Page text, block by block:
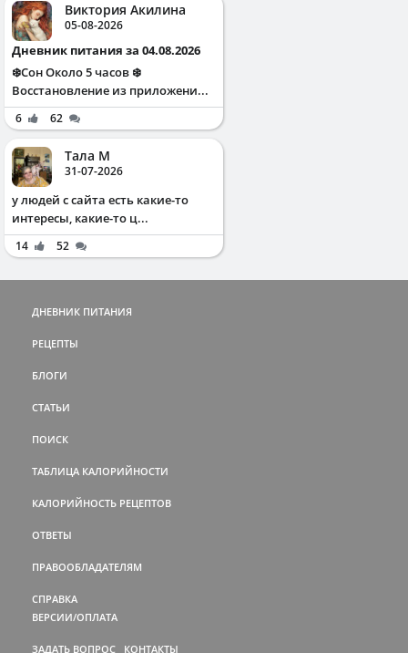
Виктория Акилина
05-08-2026
Дневник питания за 04.08.2026
❄️Сон Около 5 часов ❄️
Восстановление из приложени...
6 62
Тала М
31-07-2026
у людей с сайта есть какие-то
интересы, какие-то ц...
14 52
ДНЕВНИК ПИТАНИЯ
РЕЦЕПТЫ
БЛОГИ
СТАТЬИ
ПОИСК
ТАБЛИЦА КАЛОРИЙНОСТИ
КАЛОРИЙНОСТЬ РЕЦЕПТОВ
ОТВЕТЫ
ПРАВООБЛАДАТЕЛЯМ
СПРАВКА
ВЕРСИИ/ОПЛАТА
ЗАДАТЬ ВОПРОС КОНТАКТЫ